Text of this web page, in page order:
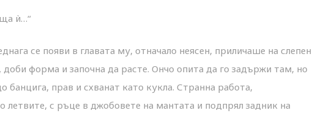
ѝ…“
се появи в главата му, отначало неясен, приличаше на слепен
доби форма и започна да расте. Ончо опита да го задържи там, но
банцига, прав и схванат като кукла. Странна работа,
летвите, с ръце в джобовете на мантата и подпрял задник на